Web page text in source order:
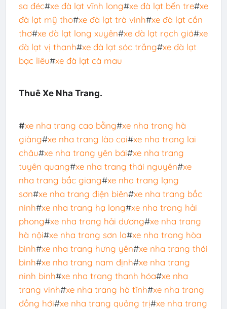
sa đéc#xe đà lạt vĩnh long#xe đà lạt bến tre#xe
đà lạt mỹ tho#xe đà lạt trà vinh#xe đà lạt cần
thơ#xe đà lạt long xuyên#xe đà lạt rạch giá#xe
đà lạt vị thanh#xe đà lạt sóc trăng#xe đà lạt
bạc liêu#xe đà lạt cà mau
Thuê Xe Nha Trang.
#xe nha trang cao bằng#xe nha trang hà
giàng#xe nha trang lào cai#xe nha trang lai
châu#xe nha trang yên bái#xe nha trang
tuyên quang#xe nha trang thái nguyên#xe
nha trang bắc giang#xe nha trang lạng
sơn#xe nha trang điện biên#xe nha trang bắc
ninh#xe nha trang hạ long#xe nha trang hải
phong#xe nha trang hải dương#xe nha trang
hà nội#xe nha trang sơn la#xe nha trang hòa
bình#xe nha trang hưng yên#xe nha trang thái
bình#xe nha trang nam định#xe nha trang
ninh binh#xe nha trang thanh hóa#xe nha
trang vinh#xe nha trang hà tĩnh#xe nha trang
đồng hới#xe nha trang quảng trị#xe nha trang